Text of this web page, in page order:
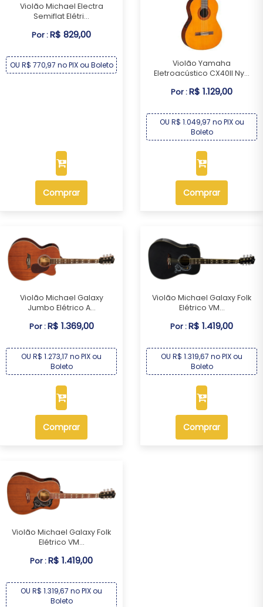
Violão Michael Electra
Semiflat Elétri...
Por :R$ 829,00
OU R$ 770,97 no PIX ou Boleto
Comprar
Violão Yamaha
Eletroacústico CX40II Ny...
Por :R$ 1.129,00
OU R$ 1.049,97 no PIX ou
Boleto
Comprar
Violão Michael Galaxy
Jumbo Elétrico A...
Por :R$ 1.369,00
OU R$ 1.273,17 no PIX ou
Boleto
Comprar
Violão Michael Galaxy Folk
Elétrico VM...
Por :R$ 1.419,00
OU R$ 1.319,67 no PIX ou
Boleto
Comprar
Violão Michael Galaxy Folk
Elétrico VM...
Por :R$ 1.419,00
OU R$ 1.319,67 no PIX ou
Boleto